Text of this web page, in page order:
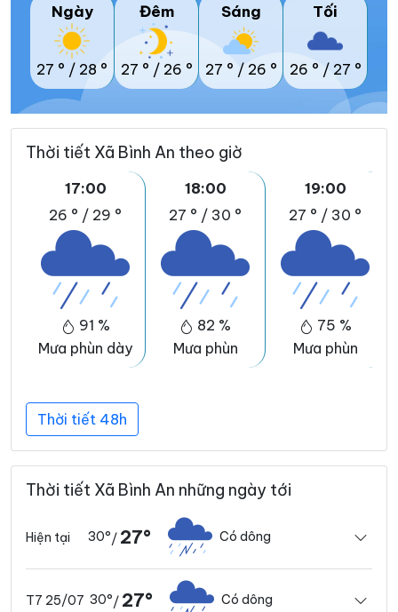
Ngày
27 ° / 28 °
Đêm
27 ° / 26 °
Sáng
27 ° / 26 °
Tối
26 ° / 27 °
Thời tiết Xã Bình An theo giờ
17:00
26 ° / 29 °
91 %
Mưa phùn dày
18:00
27 ° / 30 °
82 %
Mưa phùn
19:00
27 ° / 30 °
75 %
Mưa phùn
Thời tiết 48h
Thời tiết Xã Bình An những ngày tới
Hiện tại 30°/ 27° Có dông
T7 25/07 30°/ 27° Có dông